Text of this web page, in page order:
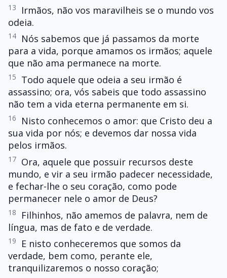
13
Irmãos, não vos maravilheis se o mundo vos
odeia.
14
Nós sabemos que já passamos da morte
para a vida, porque amamos os irmãos; aquele
que não ama permanece na morte.
15
Todo aquele que odeia a seu irmão é
assassino; ora, vós sabeis que todo assassino
não tem a vida eterna permanente em si.
16
Nisto conhecemos o amor: que Cristo deu a
sua vida por nós; e devemos dar nossa vida
pelos irmãos.
17 Ora, aquele que possuir recursos deste
mundo, e vir a seu irmão padecer necessidade,
e fechar-lhe o seu coração, como pode
permanecer nele o amor de Deus?
18
Filhinhos, não amemos de palavra, nem de
língua, mas de fato e de verdade.
19
E nisto conheceremos que somos da
verdade, bem como, perante ele,
tranquilizaremos o nosso coração;